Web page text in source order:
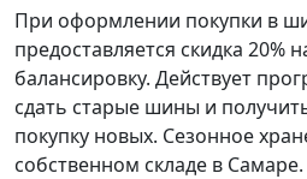
При оформлении покупки в
предоставляется скидка
балансировку. Действует
сдать старые шины и
покупку новых. Сезонное
собственном складе в Самаре.